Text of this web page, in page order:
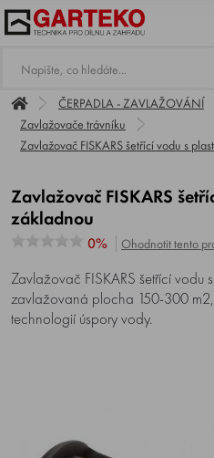
ČERPADLA - ZAVLAŽOVÁNÍ
Zavlažovače trávníku
Zavlažovač FISKARS šetřící vodu s
Zavlažovač FISKARS šetřící vodu s plastovou
základnou
0% Ohodnotit tento
Zavlažovač FISKARS šetřící vodu
zavlažovaná plocha 150-300
technologií úspory vody.